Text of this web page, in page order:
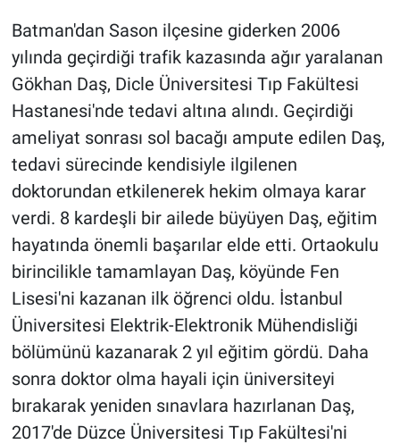
Batman'dan Sason ilçesine giderken 2006
yılında geçirdiği trafik kazasında ağır yaralanan
Gökhan Daş, Dicle Üniversitesi Tıp Fakültesi
Hastanesi'nde tedavi altına alındı. Geçirdiği
ameliyat sonrası sol bacağı ampute edilen Daş,
tedavi sürecinde kendisiyle ilgilenen
doktorundan etkilenerek hekim olmaya karar
verdi. 8 kardeşli bir ailede büyüyen Daş, eğitim
hayatında önemli başarılar elde etti. Ortaokulu
birincilikle tamamlayan Daş, köyünde Fen
Lisesi'ni kazanan ilk öğrenci oldu. İstanbul
Üniversitesi Elektrik-Elektronik Mühendisliği
bölümünü kazanarak 2 yıl eğitim gördü. Daha
sonra doktor olma hayali için üniversiteyi
bırakarak yeniden sınavlara hazırlanan Daş,
2017'de Düzce Üniversitesi Tıp Fakültesi'ni
Koronavirüs
Kültür Sanat
Ne demişti
Nedir
Popüler
Programlar
Sağlık
Spor
Teknoloji